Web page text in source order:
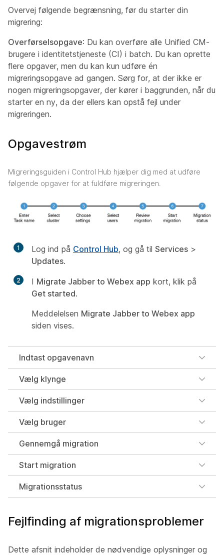
Overvej følgende begrænsning, før du starter din
migrering:
Overførselsopgave: Du kan overføre alle Unified CM-
brugere i identitetstjeneste (CI) i batch. Du kan oprette
flere opgaver, men du kan kun udføre én
migreringsopgave ad gangen. Sørg for, at der ikke er
nogen migreringsopgaver, der kører i baggrunden, når du
starter en ny, da der ellers kan opstå fejl under
migreringen.
Opgavestrøm
Migreringsguiden i Control Hub hjælper dig med at udføre
følgende opgaver for at fuldføre migreringen.
1 Log ind på Control Hub, og gå til Services >
Updates.
2 I Migrate Jabber to Webex app kort, klik på
Get started.
Meddelelsen Migrate Jabber to Webex app
siden vises.
Indtast opgavenavn
Vælg klynge
Vælg indstillinger
Vælg bruger
Gennemgå migration
Start migration
Migrationsstatus
Fejlfinding af migrationsproblemer
Dette afsnit indeholder de nødvendige oplysninger og